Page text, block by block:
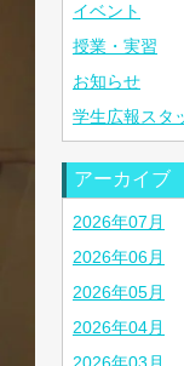
イベント
授業・実習
お知らせ
学生広報スタ
アーカイブ
2026年07月
2026年06月
2026年05月
2026年04月